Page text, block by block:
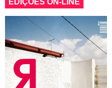
EDIÇÕES ON-LINE